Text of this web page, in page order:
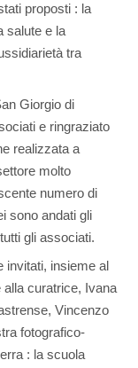
proposti : la
salute e la
tra
Giorgio di
e ringraziato
realizzata a
molto
numero di
sono andati gli
gli associati.
invitati, insieme al
curatrice, Ivana
Vincenzo
fotografico-
: la scuola